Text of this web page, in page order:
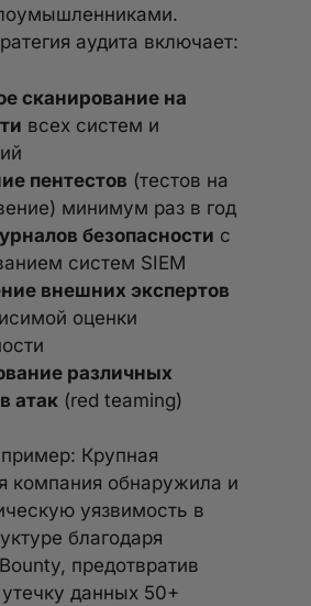
аудита включает:
сканирование на
всех систем и
пентестов (тестов на
минимум раз в год
безопасности с
систем SIEM
внешних экспертов
оценки
различных
атак (red teaming)
Крупная
компания обнаружила и
уязвимость в
благодаря
предотвратив
данных 50+